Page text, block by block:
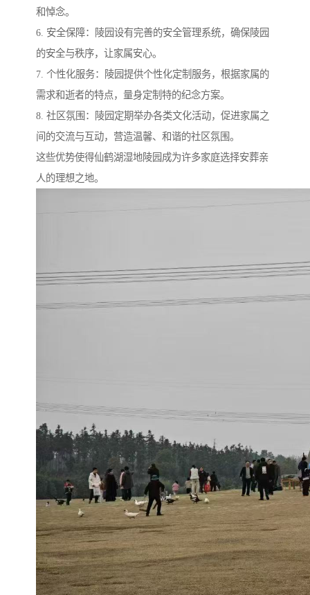
和悼念。
6. 安全保障：陵园设有完善的安全管理系统，确保陵园
的安全与秩序，让家属安心。
7. 个性化服务：陵园提供个性化定制服务，根据家属的
需求和逝者的特点，量身定制特的纪念方案。
8. 社区氛围：陵园定期举办各类文化活动，促进家属之
间的交流与互动，营造温馨、和谐的社区氛围。
这些优势使得仙鹤湖湿地陵园成为许多家庭选择安葬亲
人的理想之地。